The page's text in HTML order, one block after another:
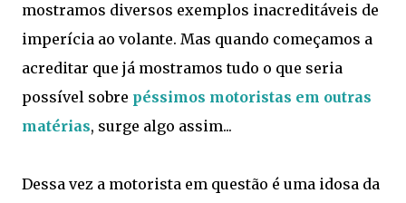
mostramos diversos exemplos inacreditáveis de
imperícia ao volante. Mas quando começamos a
acreditar que já mostramos tudo o que seria
possível sobre péssimos motoristas em outras
matérias, surge algo assim...
Dessa vez a motorista em questão é uma idosa da